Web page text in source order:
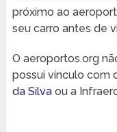
próximo ao
seu carro antes de
O aeroportos.org
possui vínculo com
da Silvaou a